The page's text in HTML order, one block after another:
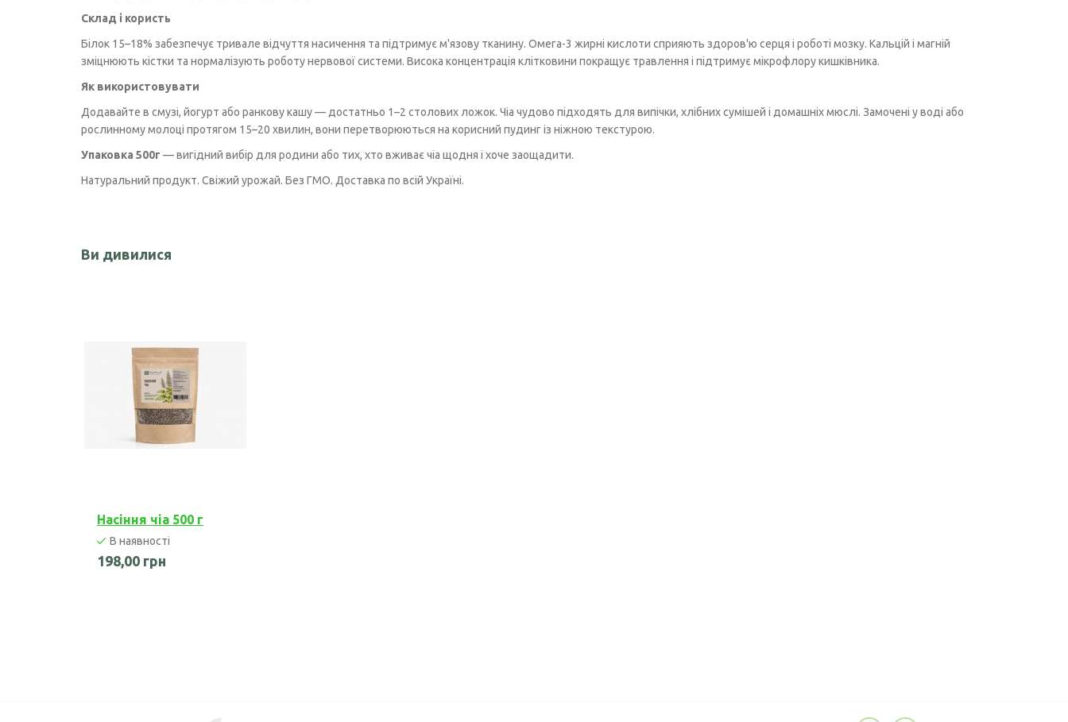
Чорного кмину олія
Часникова олія
Кокосова олія
Склад і користь
Білок 15–18% забезпечує тривале відчуття насичення та підтримує м'язову тканину. Омега-3 жирні кислоти сприяють здоров'ю серця і роботі мозку. Кальцій і магній
зміцнюють кістки та нормалізують роботу нервової системи. Висока концентрація клітковини покращує травлення і підтримує мікрофлору кишківника.
Як використовувати
Додавайте в смузі, йогурт або ранкову кашу — достатньо 1–2 столових ложок. Чіа чудово підходять для випічки, хлібних сумішей і домашніх мюслі. Замочені у воді або
рослинному молоці протягом 15–20 хвилин, вони перетворюються на корисний пудинг із ніжною текстурою.
Упаковка 500г — вигідний вибір для родини або тих, хто вживає чіа щодня і хоче заощадити.
Натуральний продукт. Свіжий урожай. Без ГМО. Доставка по всій Україні.
Ви дивилися
Насіння чіа 500 г
В наявності
198,00 грн